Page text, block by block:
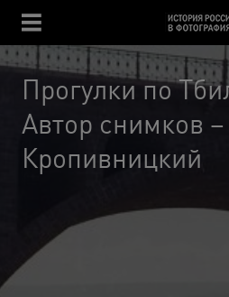
Прогулки по
Автор снимков
Кропивницкий